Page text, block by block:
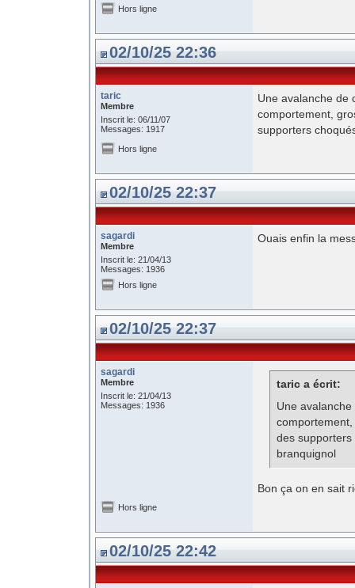
Hors ligne
02/10/25 22:36
taric
Membre
Inscrit le: 06/11/07
Messages: 1917
Une avalanche de
comportement,
supporters
Hors ligne
02/10/25 22:37
sagardi
Membre
Inscrit le: 21/04/13
Messages: 1936
Ouais enfin la
Hors ligne
02/10/25 22:37
sagardi
Membre
Inscrit le: 21/04/13
Messages: 1936
taric a écrit:
Une
des
branquignol
Bon ça on en sait
Hors ligne
02/10/25 22:42